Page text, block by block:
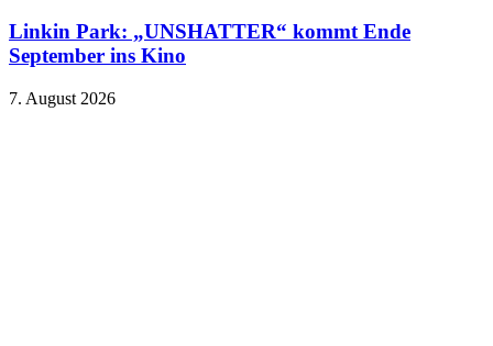
Linkin Park: „UNSHATTER“ kommt Ende
September ins Kino
7. August 2026